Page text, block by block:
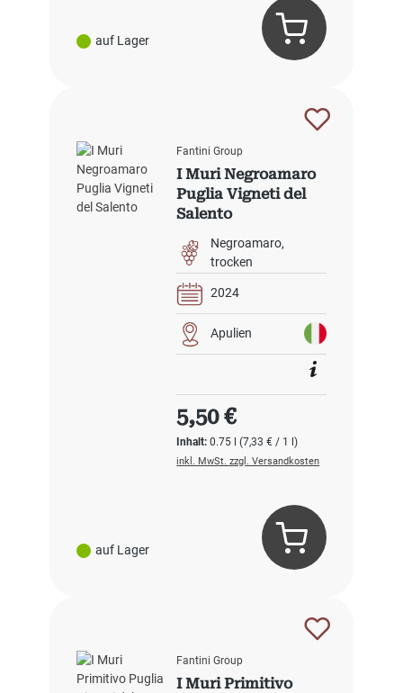
auf Lager
auf Lager
Fantini Group
I Muri Negroamaro
Puglia Vigneti del
Salento
Negroamaro
trocken
2024
Apulien
Inhalt:0.75 l(7,33 € / 1 l)
Regulärer Preis:
5,50 €
inkl. MwSt. zzgl. Versandkosten
Fantini Group
I Muri Primitivo